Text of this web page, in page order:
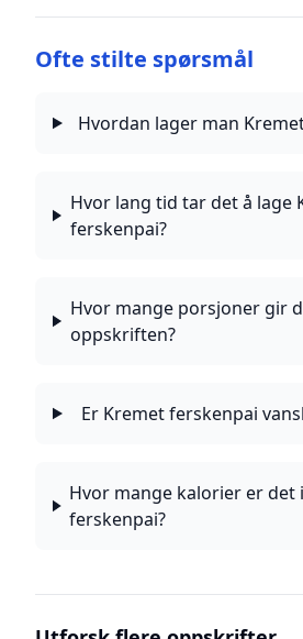
Ofte stilte spørsmål
Hvordan lager man
Hvor lang tid tar det å lage
ferskenpai?
Hvor mange porsjoner gir
oppskriften?
Er Kremet ferskenpai
Hvor mange kalorier er det
ferskenpai?